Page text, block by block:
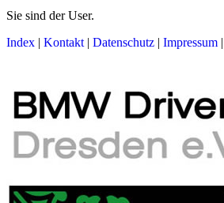
Sie sind derUser.
Index | Kontakt | Datenschutz | Impressum |